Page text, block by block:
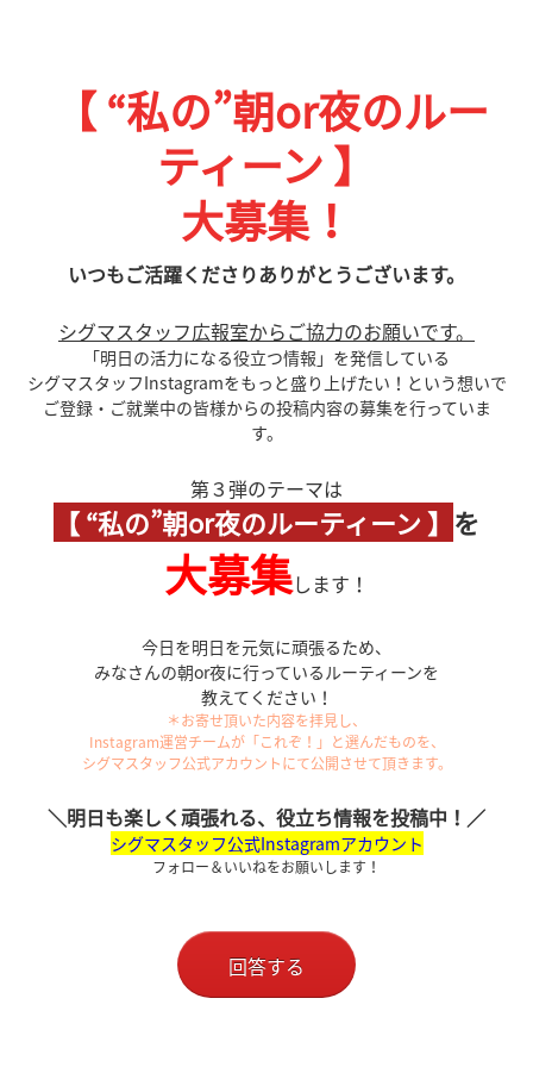
【 “私の”朝or夜のルー
ティーン 】
大募集！
いつもご活躍くださりありがとうございます。
シグマスタッフ広報室からご協力のお願いです。
「明日の活力になる役立つ情報」を発信している
シグマスタッフInstagramをもっと盛り上げたい！という想いで
ご登録・ご就業中の皆様からの投稿内容の募集を行っていま
す。
第３弾のテーマは
【 “私の”朝or夜のルーティーン 】 を
大募集します！
今日を明日を元気に頑張るため、
みなさんの朝or夜に行っているルーティーンを
教えてください！
＊お寄せ頂いた内容を拝見し、
Instagram運営チームが「これぞ！」と選んだものを、
シグマスタッフ公式アカウントにて公開させて頂きます。
＼明日も楽しく頑張れる、役立ち情報を投稿中！／
シグマスタッフ公式Instagramアカウント
フォロー＆いいねをお願いします！
回答する